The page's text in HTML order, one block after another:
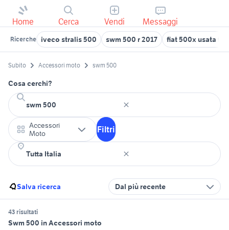
Home Cerca Vendi Messaggi
Ricerche iveco stralis 500 swm 500 r 2017 fiat 500x usata
Subito Accessori moto swm 500
Cosa cerchi?
Accessori
Moto
Filtri
Salva ricerca Dal più recente
43 risultati
Swm 500 in Accessori moto